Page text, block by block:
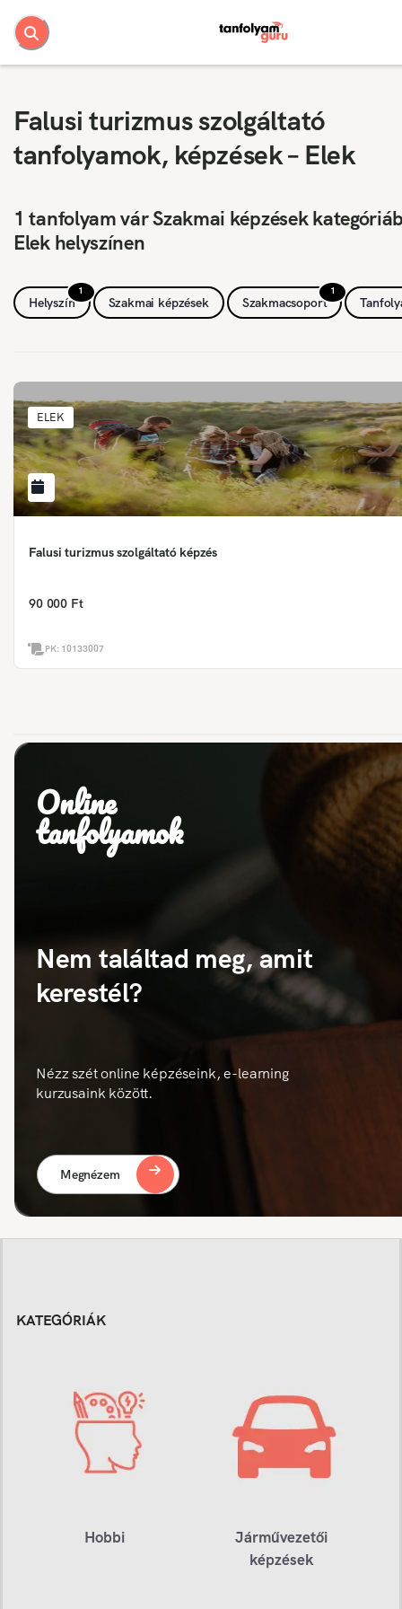
Falusi turizmus szolgáltató
tanfolyamok, képzések – Elek
1 tanfolyam vár Szakmai képzések
Elek helyszínen
1
Helyszín Szakmai képzések
1
Szakmacsoport
ELEK
Falusi turizmus szolgáltató képzés
90 000 Ft
PK: 10133007
Online
tanfolyamok
Nem találtad meg, amit
kerestél?
Nézz szét online képzéseink, e-learning
kurzusaink között.
Megnézem
KATEGÓRIÁK
Hobbi
Járművezetői
képzések